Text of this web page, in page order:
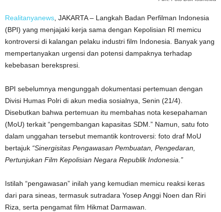
Realitanyanews , JAKARTA – Langkah Badan Perfilman Indonesia
(BPI) yang menjajaki kerja sama dengan Kepolisian RI memicu
kontroversi di kalangan pelaku industri film Indonesia. Banyak yang
mempertanyakan urgensi dan potensi dampaknya terhadap
kebebasan berekspresi.
BPI sebelumnya mengunggah dokumentasi pertemuan dengan
Divisi Humas Polri di akun media sosialnya, Senin (21/4).
Disebutkan bahwa pertemuan itu membahas nota kesepahaman
(MoU) terkait “pengembangan kapasitas SDM.” Namun, satu foto
dalam unggahan tersebut memantik kontroversi: foto draf MoU
bertajuk “Sinergisitas Pengawasan Pembuatan, Pengedaran,
Pertunjukan Film Kepolisian Negara Republik Indonesia.”
Istilah “pengawasan” inilah yang kemudian memicu reaksi keras
dari para sineas, termasuk sutradara Yosep Anggi Noen dan Riri
Riza, serta pengamat film Hikmat Darmawan.